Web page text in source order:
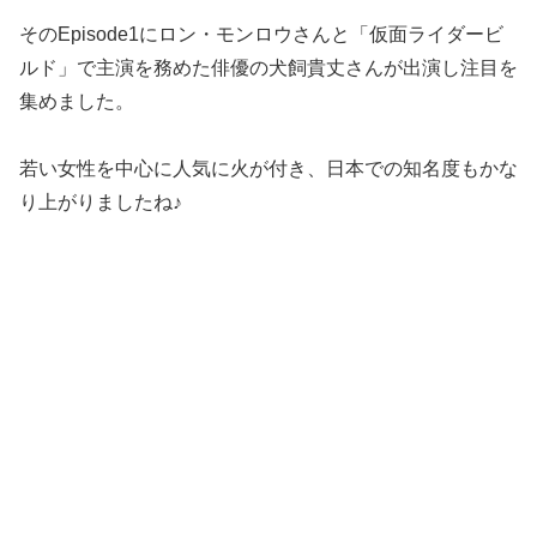
そのEpisode1にロン・モンロウさんと「仮面ライダービ
ルド」で主演を務めた俳優の犬飼貴丈さんが出演し注目を
集めました。
若い女性を中心に人気に火が付き、日本での知名度もかな
り上がりましたね♪